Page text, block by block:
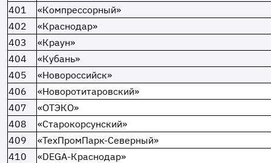
401
«Компрессорный»
402
«Краснодар»
403
«Краун»
404
«Кубань»
405
«Новороссийск»
406
«Новоротитаровский»
407
«ОТЭКО»
408
«Старокорсунский»
409
«ТехПромПарк-Северный»
410
«DEGA-Краснодар»